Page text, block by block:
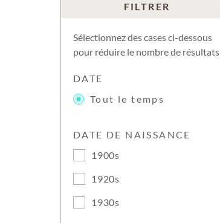
FILTRER
Sélectionnez des cases ci-dessous
pour réduire le nombre de résultats
DATE
Tout le temps
DATE DE NAISSANCE
1900s
1920s
1930s